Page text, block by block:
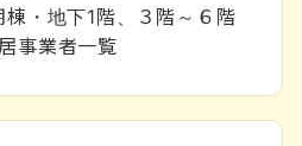
棟・地下1階、３階～６階
事業者一覧